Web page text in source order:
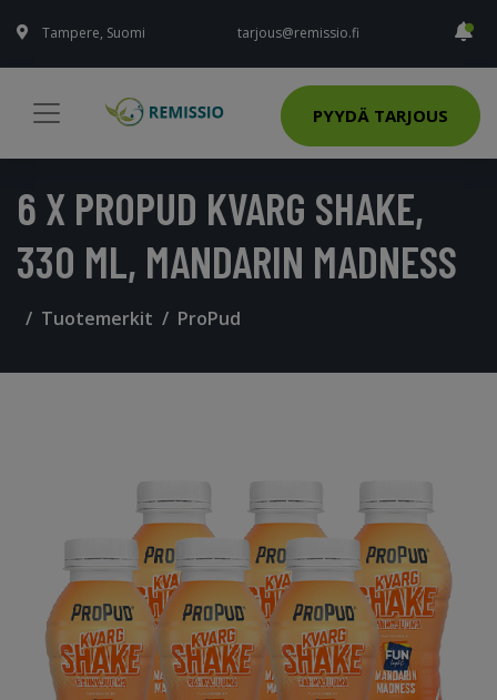
Tampere, Suomi tarjous@remissio.fi
PYYDÄ TARJOUS
6 X PROPUD KVARG SHAKE,
330 ML, MANDARIN MADNESS
Tuotemerkit ProPud